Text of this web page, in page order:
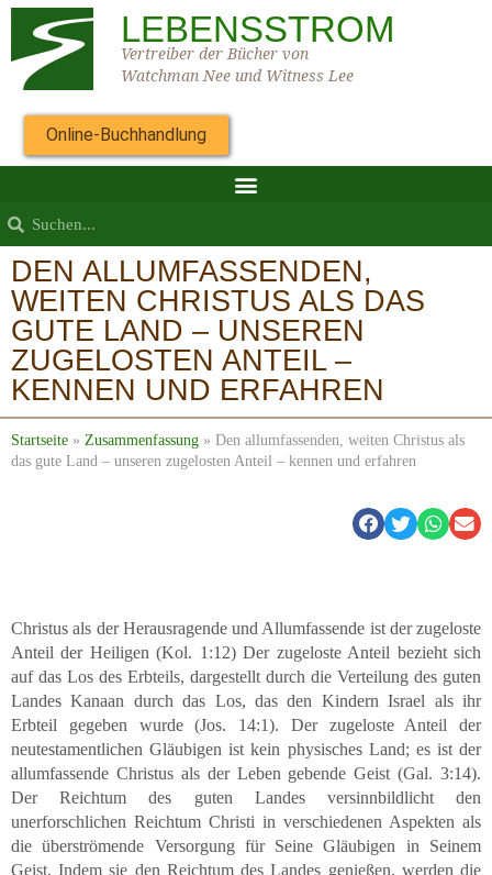
LEBENSSTROM
Vertreiber der Bücher von
Watchman Nee und Witness Lee
Online-Buchhandlung
DEN ALLUMFASSENDEN,
WEITEN CHRISTUS ALS DAS
GUTE LAND – UNSEREN
ZUGELOSTEN ANTEIL –
KENNEN UND ERFAHREN
Startseite » Zusammenfassung » Den allumfassenden, weiten Christus als
das gute Land – unseren zugelosten Anteil – kennen und erfahren
Christus als der Herausragende und Allumfassende ist der zugeloste
Anteil der Heiligen (Kol. 1:12) Der zugeloste Anteil bezieht sich
auf das Los des Erbteils, dargestellt durch die Verteilung des guten
Landes Kanaan durch das Los, das den Kindern Israel als ihr
Erbteil gegeben wurde (Jos. 14:1). Der zugeloste Anteil der
neutestamentlichen Gläubigen ist kein physisches Land; es ist der
allumfassende Christus als der Leben gebende Geist (Gal. 3:14).
Der Reichtum des guten Landes versinnbildlicht den
unerforschlichen Reichtum Christi in verschiedenen Aspekten als
die überströmende Versorgung für Seine Gläubigen in Seinem
Geist. Indem sie den Reichtum des Landes genießen, werden die